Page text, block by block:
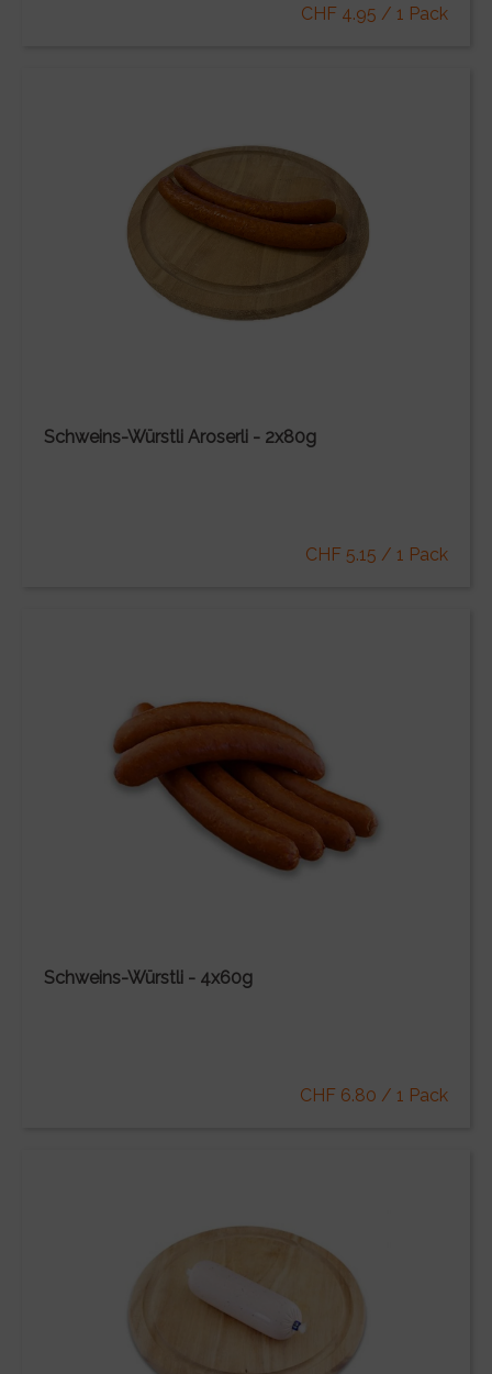
CHF 4.95 / 1 Pack
Schweins-Würstli Aroserli - 2x80g
CHF 5.15 / 1 Pack
Schweins-Würstli - 4x60g
CHF 6.80 / 1 Pack